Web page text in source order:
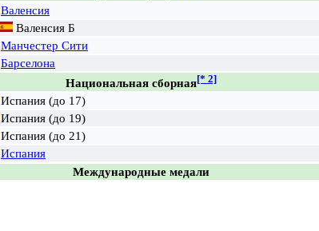
Валенсия
Валенсия Б
Манчестер Сити
Барселона
Национальная сборная[* 2]
Испания (до 17)
Испания (до 19)
Испания (до 21)
Испания
Международные медали